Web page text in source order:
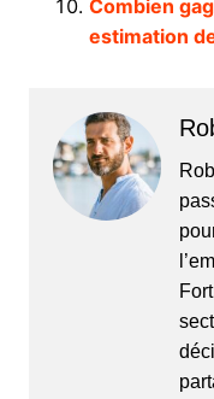
Combien
estimation